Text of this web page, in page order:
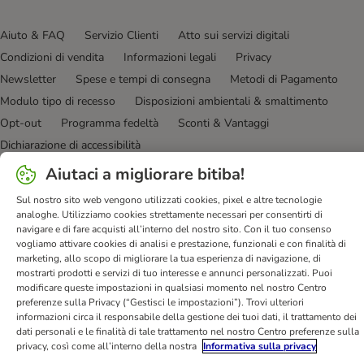
Aiuto & FAQ Servizio Clienti
Atto sui servizi digitali
Condizioni di vendita
Informazioni legali
Privacy
Newsletter
Spese e tempi di consegna
Metodi di Pagamento
Modulo tipo di recesso
Disposizioni ambientali & smaltimento
Opt-out
Programma fedeltà
Sconti & Vantaggi
Dichiarazione di accessibilità
bitiba GmbH 2026
Aiutaci a migliorare bitiba!
Sul nostro sito web vengono utilizzati cookies, pixel e altre tecnologie
analoghe. Utilizziamo cookies strettamente necessari per consentirti di
navigare e di fare acquisti all’interno del nostro sito. Con il tuo consenso
vogliamo attivare cookies di analisi e prestazione, funzionali e con finalità di
marketing, allo scopo di migliorare la tua esperienza di navigazione, di
mostrarti prodotti e servizi di tuo interesse e annunci personalizzati. Puoi
modificare queste impostazioni in qualsiasi momento nel nostro Centro
preferenze sulla Privacy (“Gestisci le impostazioni”). Trovi ulteriori
informazioni circa il responsabile della gestione dei tuoi dati, il trattamento dei
dati personali e le finalità di tale trattamento nel nostro Centro preferenze sulla
privacy, così come all’interno della nostra Informativa sulla privacy